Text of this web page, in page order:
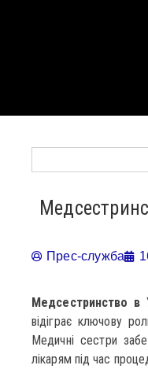
Прес-служба
Медсестринство в
відіграє ключову
Медичні сестри
лікарям під час